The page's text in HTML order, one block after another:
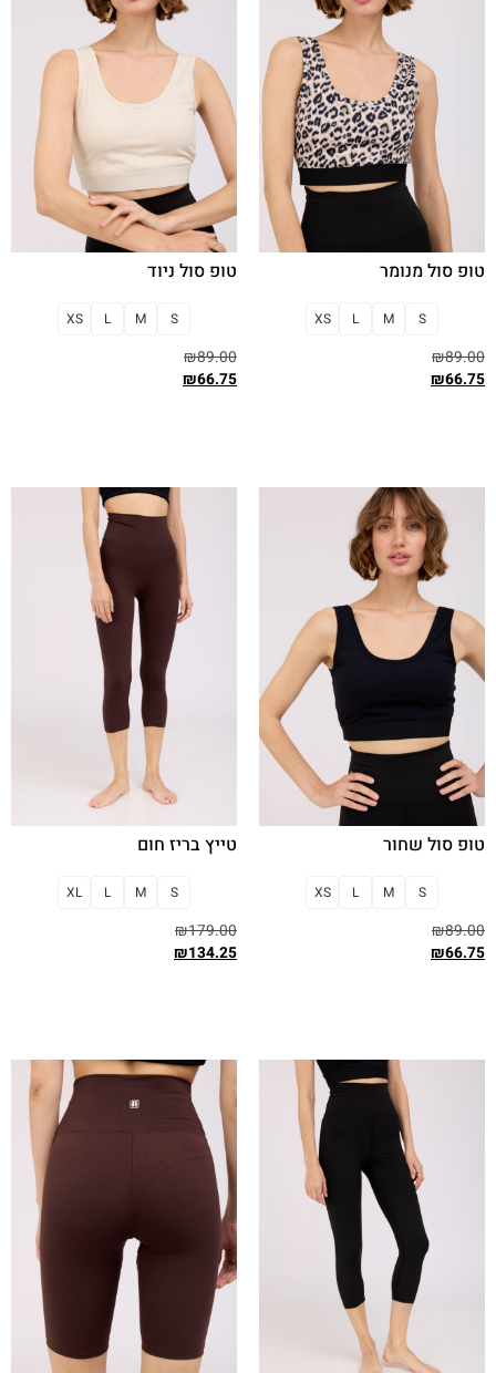
טופ סול מנומר
S
M
L
XS
₪89.00
₪66.75
טופ סול ניוד
S
M
L
XS
₪89.00
₪66.75
טופ סול שחור
S
M
L
XS
₪89.00
₪66.75
טייץ בריז חום
S
M
L
XL
₪179.00
₪134.25